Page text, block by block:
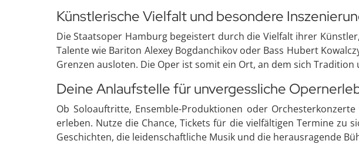
Künstlerische Vielfalt und besondere
Die Staatsoper Hamburg begeistert durch die Vielfalt ihrer
Talente wie Bariton Alexey Bogdanchikov oder Bass Hubert
Grenzen ausloten. Die Oper ist somit ein Ort, an dem sich
Deine Anlaufstelle für unvergessliche
Ob Soloauftritte, Ensemble-Produktionen oder
erleben. Nutze die Chance, Tickets für die vielfältigen Termine zu
Geschichten, die leidenschaftliche Musik und die herausragende